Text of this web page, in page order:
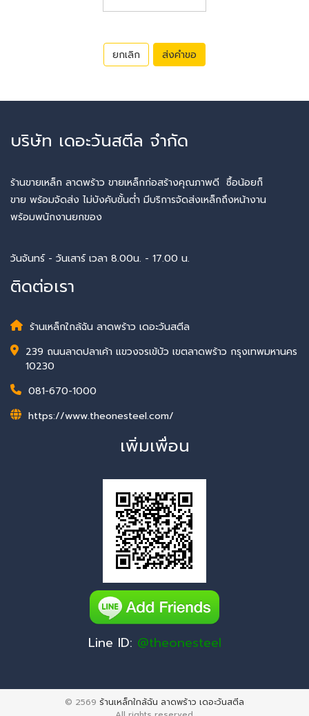
ยกเลิก ส่งคำขอ
บริษัท เดอะวันสตีล จำกัด
ร้านขายเหล็ก ลาดพร้าว ขายเหล็กก่อสร้างคุณภาพดี ซื้อน้อยก็
ขาย พร้อมจัดส่ง ไม่บังคับขั้นต่ำ มีบริการจัดส่งเหล็กถึงหน้างาน
พร้อมพนักงานยกของ
วันจันทร์ - วันเสาร์ เวลา 8.00น. - 17.00 น.
ติดต่อเรา
ร้านเหล็กใกล้ฉัน ลาดพร้าว เดอะวันสตีล
239 ถนนลาดปลาเค้า แขวงจรเข้บัว เขตลาดพร้าว กรุงเทพมหานคร
10230
081-670-1000
https://www.theonesteel.com/
เพิ่มเพื่อน
Line ID: @theonesteel
© 2569 ร้านเหล็กใกล้ฉัน ลาดพร้าว เดอะวันสตีล